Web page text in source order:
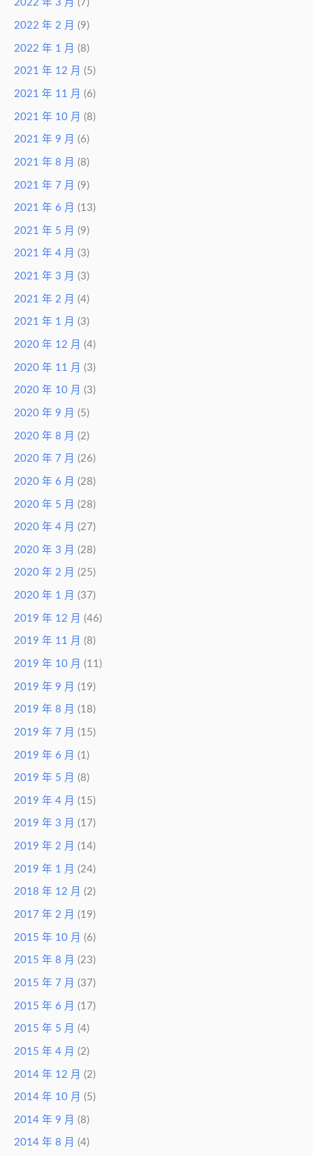
2022 年 3 月 (7)
2022 年 2 月 (9)
2022 年 1 月 (8)
2021 年 12 月 (5)
2021 年 11 月 (6)
2021 年 10 月 (8)
2021 年 9 月 (6)
2021 年 8 月 (8)
2021 年 7 月 (9)
2021 年 6 月 (13)
2021 年 5 月 (9)
2021 年 4 月 (3)
2021 年 3 月 (3)
2021 年 2 月 (4)
2021 年 1 月 (3)
2020 年 12 月 (4)
2020 年 11 月 (3)
2020 年 10 月 (3)
2020 年 9 月 (5)
2020 年 8 月 (2)
2020 年 7 月 (26)
2020 年 6 月 (28)
2020 年 5 月 (28)
2020 年 4 月 (27)
2020 年 3 月 (28)
2020 年 2 月 (25)
2020 年 1 月 (37)
2019 年 12 月 (46)
2019 年 11 月 (8)
2019 年 10 月 (11)
2019 年 9 月 (19)
2019 年 8 月 (18)
2019 年 7 月 (15)
2019 年 6 月 (1)
2019 年 5 月 (8)
2019 年 4 月 (15)
2019 年 3 月 (17)
2019 年 2 月 (14)
2019 年 1 月 (24)
2018 年 12 月 (2)
2017 年 2 月 (19)
2015 年 10 月 (6)
2015 年 8 月 (23)
2015 年 7 月 (37)
2015 年 6 月 (17)
2015 年 5 月 (4)
2015 年 4 月 (2)
2014 年 12 月 (2)
2014 年 10 月 (5)
2014 年 9 月 (8)
2014 年 8 月 (4)